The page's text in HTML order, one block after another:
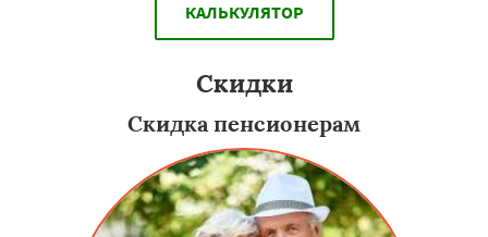
КАЛЬКУЛЯТОР
Скидки
Скидка пенсионерам